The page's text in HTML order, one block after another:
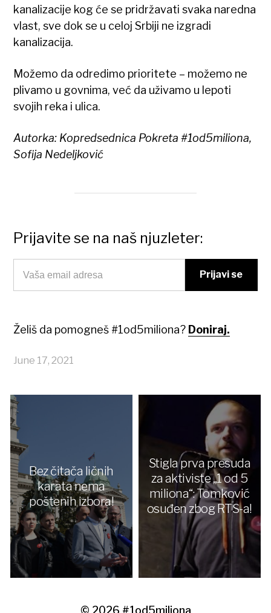
kanalizacije kog će se pridržavati svaka naredna
vlast, sve dok se u celoj Srbiji ne izgradi
kanalizacija.
Možemo da odredimo prioritete – možemo ne
plivamo u govnima, već da uživamo u lepoti
svojih reka i ulica.
Autorka: Kopredsednica Pokreta #1od5miliona,
Sofija Nedeljković
Prijavite se na naš njuzleter:
Želiš da pomogneš #1od5miliona? Doniraj.
June 17, 2021
Bez čitača ličnih
karata nema
poštenih izbora!
Stigla prva presuda
za aktiviste „1 od 5
miliona“: Tomković
osuđen zbog RTS-a!
© 2026 #1od5miliona